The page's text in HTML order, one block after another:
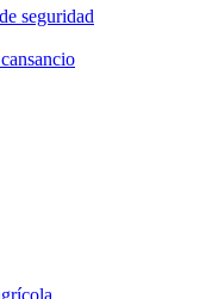
seguridad